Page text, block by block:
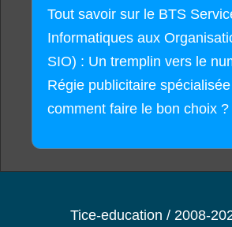
Tout savoir sur le BTS
Informatiques aux
SIO) : Un tremplin vers le
Régie publicitaire
comment faire le bon choix ?
Tice-education / 2008-